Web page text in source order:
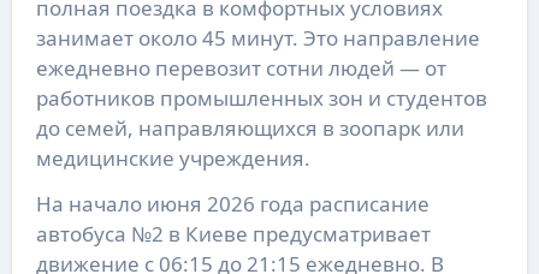
полная поездка в комфортных условиях
занимает около 45 минут. Это направление
ежедневно перевозит сотни людей — от
работников промышленных зон и студентов
до семей, направляющихся в зоопарк или
медицинские учреждения.
На начало июня 2026 года расписание
автобуса №2 в Киеве предусматривает
движение с 06:15 до 21:15 ежедневно. В